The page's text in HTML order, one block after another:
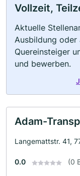
Vollzeit,
Aktuelle
Ausbildung oder
Quereinsteiger
und bewerben.
Adam-
Langemattstr. 41,
0.0 (0